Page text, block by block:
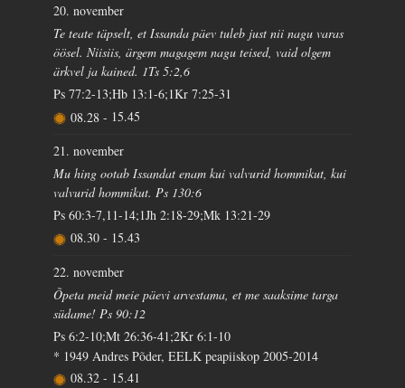
20. november
Te teate täpselt, et Issanda päev tuleb just nii nagu varas
öösel. Niisiis, ärgem magagem nagu teised, vaid olgem
ärkvel ja kained. 1Ts 5:2,6
Ps 77:2-13;Hb 13:1-6;1Kr 7:25-31
08.28 - 15.45
21. november
Mu hing ootab Issandat enam kui valvurid hommikut, kui
valvurid hommikut. Ps 130:6
Ps 60:3-7,11-14;1Jh 2:18-29;Mk 13:21-29
08.30 - 15.43
22. november
Õpeta meid meie päevi arvestama, et me saaksime targa
südame! Ps 90:12
Ps 6:2-10;Mt 26:36-41;2Kr 6:1-10
* 1949 Andres Põder, EELK peapiiskop 2005-2014
08.32 - 15.41